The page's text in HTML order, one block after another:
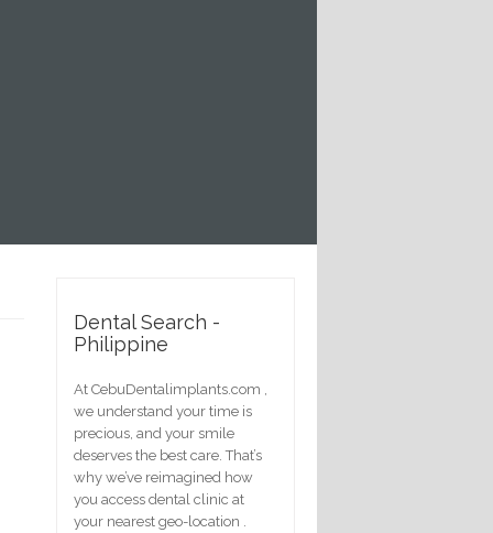
Dental Search -
Philippine
At CebuDentalimplants.com ,
we understand your time is
precious, and your smile
deserves the best care. That’s
why we’ve reimagined how
you access dental clinic at
your nearest geo-location .